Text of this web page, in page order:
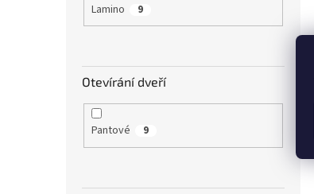
Lamino 9
Otevírání dveří
Pantové 9